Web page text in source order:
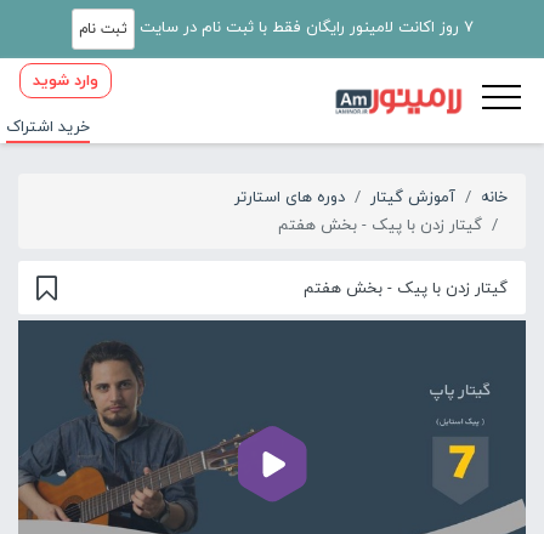
7 روز اکانت لامینور رایگان فقط با ثبت نام در سایت ثبت نام
وارد شوید
خرید اشتراک
خانه آموزش گیتار
دوره های استارتر
گیتار زدن با پیک - بخش هفتم
گیتار زدن با پیک - بخش هفتم